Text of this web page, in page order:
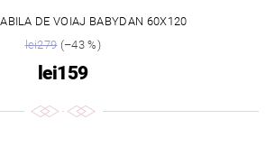
DE VOIAJ BABYDAN 60X120
lei279(–43 %)
lei159